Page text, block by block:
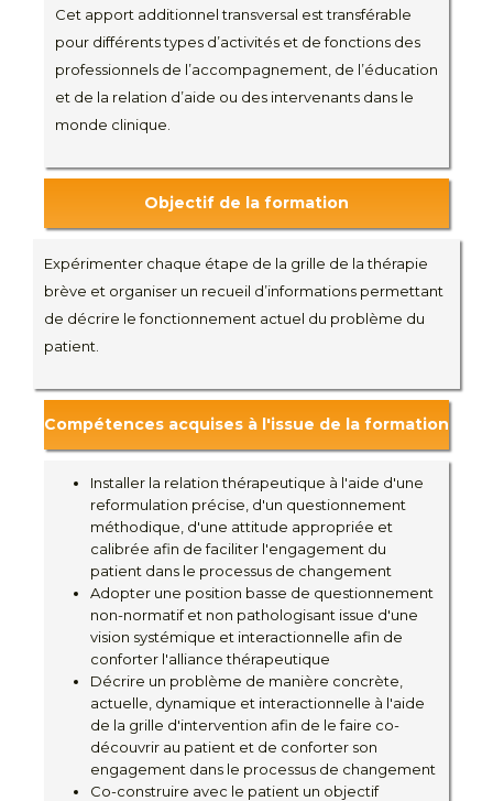
Cet apport additionnel transversal est transférable
pour différents types d’activités et de fonctions des
professionnels de l’accompagnement, de l’éducation
et de la relation d’aide ou des intervenants dans le
monde clinique.
Objectif de la formation
Expérimenter chaque étape de la grille de la thérapie
brève et organiser un recueil d’informations permettant
de décrire le fonctionnement actuel du problème du
patient.
Compétences acquises à l'issue de la formation
Installer la relation thérapeutique à l'aide d'une
reformulation précise, d'un questionnement
méthodique, d'une attitude appropriée et
calibrée afin de faciliter l'engagement du
patient dans le processus de changement
Adopter une position basse de questionnement
non-normatif et non pathologisant issue d'une
vision systémique et interactionnelle afin de
conforter l'alliance thérapeutique
Décrire un problème de manière concrète,
actuelle, dynamique et interactionnelle à l'aide
de la grille d'intervention afin de le faire co-
découvrir au patient et de conforter son
engagement dans le processus de changement
Co-construire avec le patient un objectif